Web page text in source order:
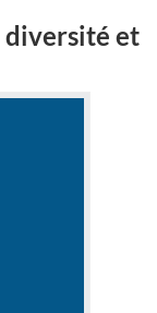
diversité et